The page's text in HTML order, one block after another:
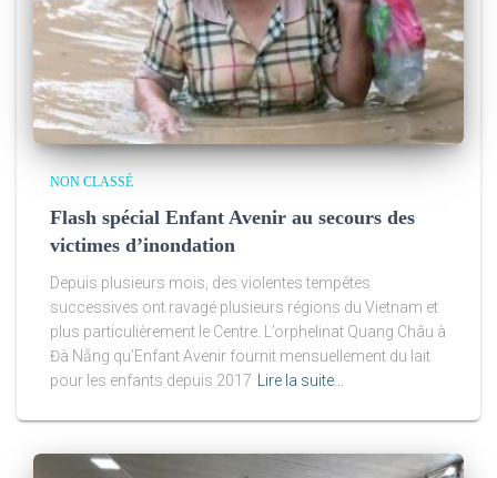
NON CLASSÉ
Flash spécial Enfant Avenir au secours des
victimes d’inondation
Depuis plusieurs mois, des violentes tempêtes
successives ont ravagé plusieurs régions du Vietnam et
plus particulièrement le Centre. L’orphelinat Quang Châu à
Đà Nẵng qu’Enfant Avenir fournit mensuellement du lait
pour les enfants depuis 2017
Lire la suite…